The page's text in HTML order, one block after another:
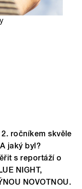
ročníkem skvěle
jaký byl?
s reportáží o
NIGHT,
NOVOTNOU.